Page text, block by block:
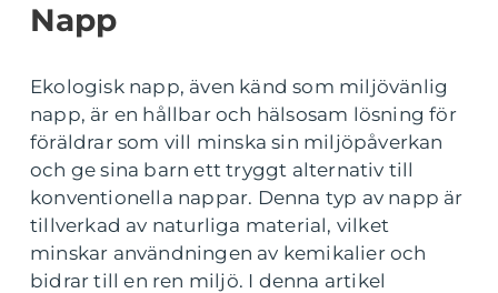
Napp
Ekologisk napp, även känd som miljövänlig
napp, är en hållbar och hälsosam lösning för
föräldrar som vill minska sin miljöpåverkan
och ge sina barn ett tryggt alternativ till
konventionella nappar. Denna typ av napp är
tillverkad av naturliga material, vilket
minskar användningen av kemikalier och
bidrar till en ren miljö. I denna artikel